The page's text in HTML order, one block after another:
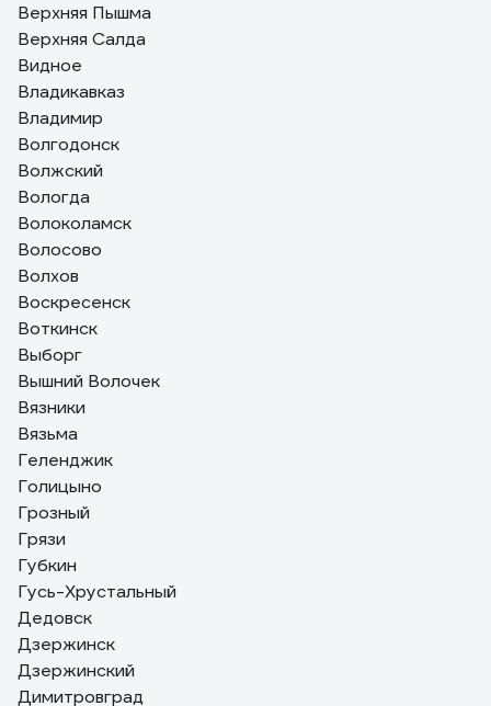
Верхняя Пышма
Верхняя Салда
Видное
Владикавказ
Владимир
Волгодонск
Волжский
Вологда
Волоколамск
Волосово
Волхов
Воскресенск
Воткинск
Выборг
Вышний Волочек
Вязники
Вязьма
Геленджик
Голицыно
Грозный
Грязи
Губкин
Гусь-Хрустальный
Дедовск
Дзержинск
Дзержинский
Димитровград